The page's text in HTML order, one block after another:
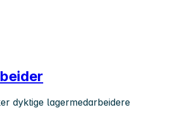
dyktige lagermedarbeidere